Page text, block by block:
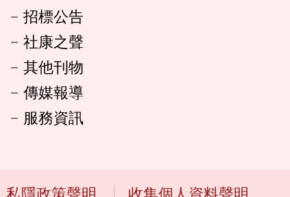
招標公告
社康之聲
其他刊物
傳媒報導
服務資訊
私隱政策聲明 收集個人資料聲明